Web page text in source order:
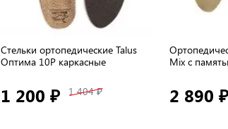
Стельки ортопедические Talus
Оптима 10Р каркасные
1 200 ₽ 1 404 ₽
Mix с
2 890 ₽